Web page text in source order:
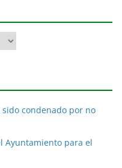
sido condenado por no
Ayuntamiento para el